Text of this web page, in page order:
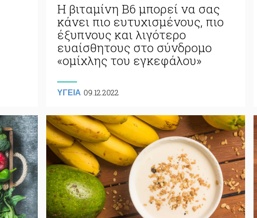
Η βιταμίνη Β6 μπορεί να σας
κάνει πιο ευτυχισμένους, πιο
έξυπνους και λιγότερο
ευαίσθητους στο σύνδρομο
«ομίχλης του εγκεφάλου»
ΥΓΕΙΑ 09.12.2022